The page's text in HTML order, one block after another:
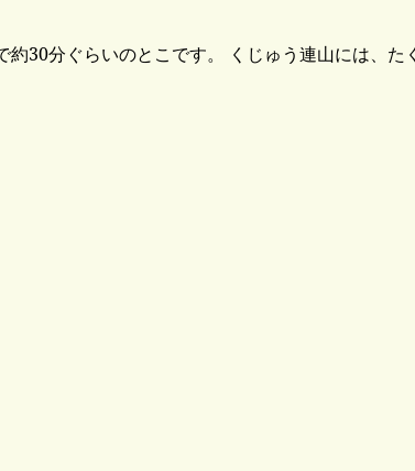
30分ぐらいのとこです。 くじゅう連山には、